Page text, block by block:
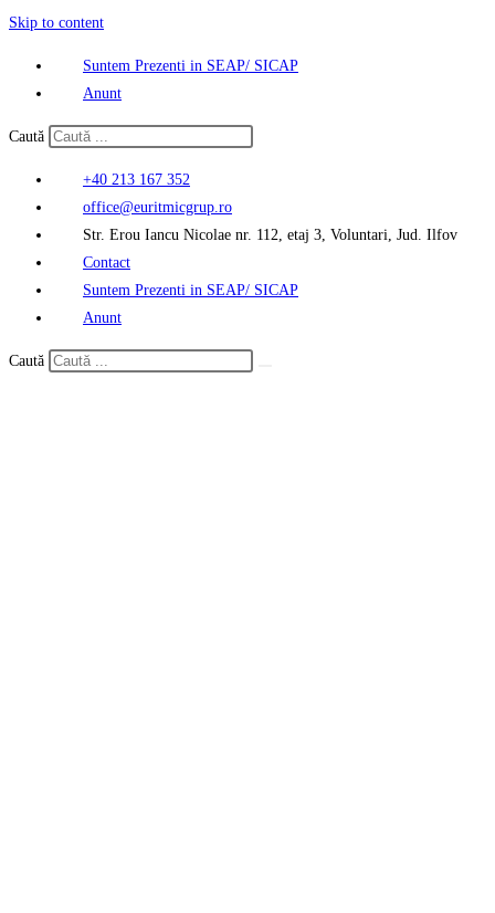
Skip to content
Suntem Prezenti in SEAP/ SICAP
Anunt
Caută
+40 213 167 352
office@euritmicgrup.ro
Str. Erou Iancu Nicolae nr. 112, etaj 3, Voluntari, Jud. Ilfov
Contact
Suntem Prezenti in SEAP/ SICAP
Anunt
Caută